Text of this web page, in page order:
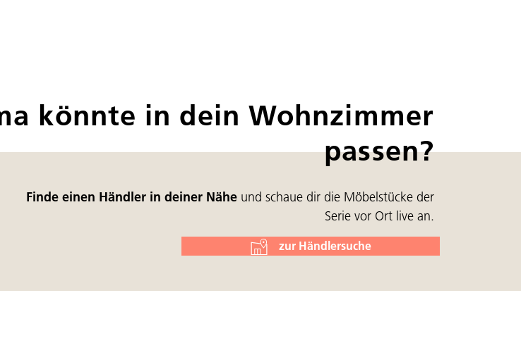
könnte in dein Wohnzimmer
passen?
Finde einen Händler in deiner Näheund schaue dir die Möbelstücke der
Serie vor Ort live an.
zur Händlersuche